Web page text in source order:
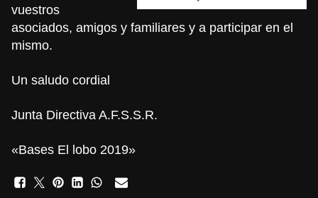
vuestros
asociados, amigos y familiares y a participar en el
mismo.
Un saludo cordial
Junta Directiva A.F.S.S.R.
«Bases El lobo 2019»